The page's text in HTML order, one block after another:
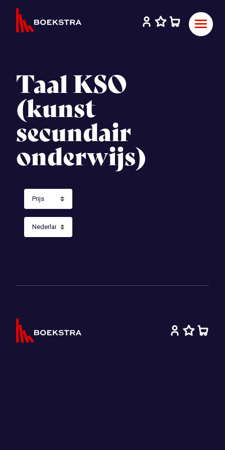
Taal KSO
(kunst
secundair
onderwijs)